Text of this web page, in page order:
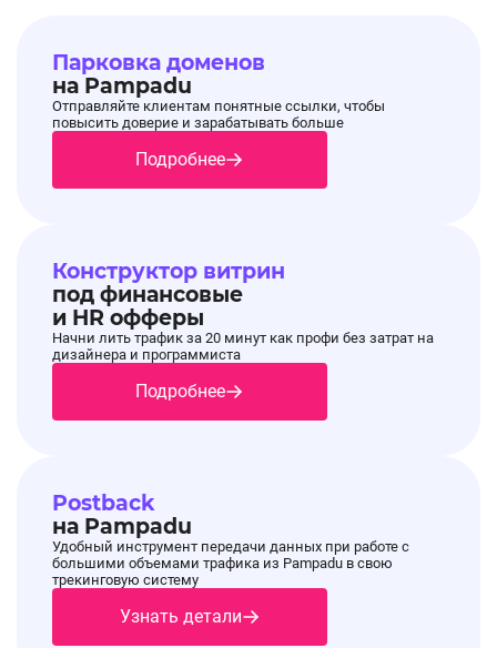
Парковка доменов
на Pampadu
Отправляйте клиентам понятные ссылки, чтобы
повысить доверие и зарабатывать больше
Подробнее
Конструктор витрин
под финансовые
и HR офферы
Начни лить трафик за 20 минут как профи без затрат на
дизайнера и программиста
Подробнее
Postback
на Pampadu
Удобный инструмент передачи данных при работе с
большими объемами трафика из Pampadu в свою
трекинговую систему
Узнать детали